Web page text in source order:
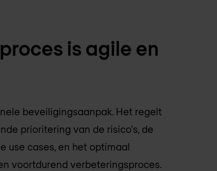
is agile en
beveiligingsaanpak. Het regelt
prioritering van de risico's, de
use cases, en het optimaal
voortdurend verbeteringsproces.